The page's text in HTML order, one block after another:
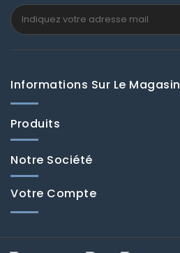
Informations Sur Le Magasin
Produits
Notre Société
Votre Compte